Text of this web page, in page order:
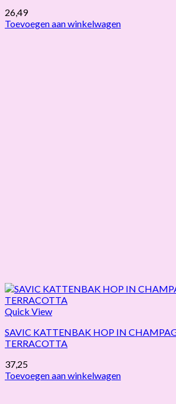
26,49
Toevoegen aan winkelwagen
Quick View
SAVIC KATTENBAK HOP IN
TERRACOTTA
37,25
Toevoegen aan winkelwagen